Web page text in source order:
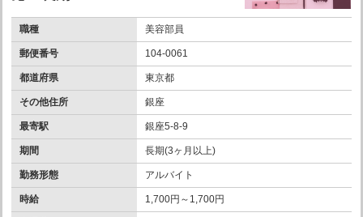
職種 美容部員
郵便番号 104-0061
都道府県 東京都
その他住所 銀座
最寄駅 銀座5-8-9
期間 長期(3ヶ月以上)
勤務形態 アルバイト
時給 1,700円～1,700円